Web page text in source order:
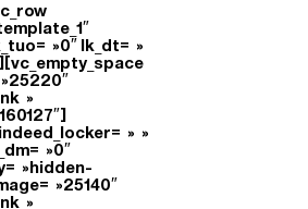
»0″ lk_dt= »
»
» »
»0″
»hidden-
»25140″
»